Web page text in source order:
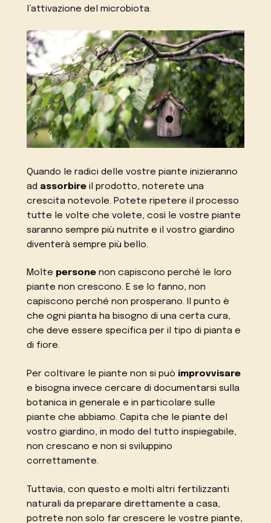
l’attivazione del microbiota.
Quando le radici delle vostre piante inizieranno
ad assorbire il prodotto, noterete una
crescita notevole. Potete ripetere il processo
tutte le volte che volete, così le vostre piante
saranno sempre più nutrite e il vostro giardino
diventerà sempre più bello.
Molte persone non capiscono perché le loro
piante non crescono. E se lo fanno, non
capiscono perché non prosperano. Il punto è
che ogni pianta ha bisogno di una certa cura,
che deve essere specifica per il tipo di pianta e
di fiore.
Per coltivare le piante non si può improvvisare
e bisogna invece cercare di documentarsi sulla
botanica in generale e in particolare sulle
piante che abbiamo. Capita che le piante del
vostro giardino, in modo del tutto inspiegabile,
non crescano e non si sviluppino
correttamente.
Tuttavia, con questo e molti altri fertilizzanti
naturali da preparare direttamente a casa,
potrete non solo far crescere le vostre piante,